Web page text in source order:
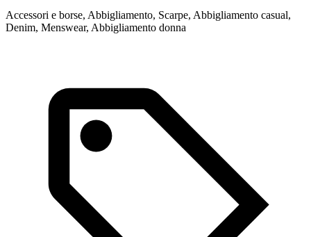
Accessori e borse, Abbigliamento, Scarpe, Abbigliamento casual,
Denim, Menswear, Abbigliamento donna